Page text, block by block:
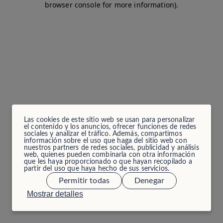
Las cookies de este sitio web se usan para personalizar
el contenido y los anuncios, ofrecer funciones de redes
sociales y analizar el tráfico. Además, compartimos
información sobre el uso que haga del sitio web con
nuestros partners de redes sociales, publicidad y análisis
web, quienes pueden combinarla con otra información
que les haya proporcionado o que hayan recopilado a
partir del uso que haya hecho de sus servicios.
Mostrar detalles
Permitir todas Denegar
browser console for more information).